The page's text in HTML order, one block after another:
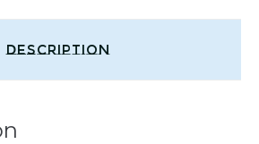
Description